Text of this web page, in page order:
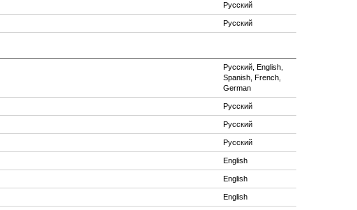
Русский
Русский
Русский, English,
Spanish, French,
German
Русский
Русский
Русский
English
English
English